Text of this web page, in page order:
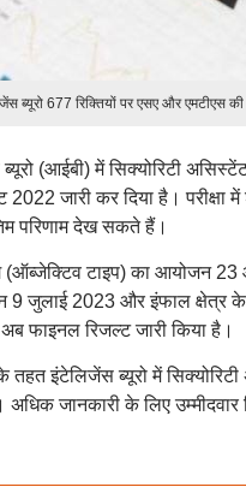
ब्यूरो 677 रिक्तियों पर एसए और एमटीएस
(आईबी) में सिक्योरिटी
जारी कर दिया है। परीक्षा
परिणाम देख सकते हैं।
(ऑब्जेक्टिव टाइप) का आयोजन
9 जुलाई 2023 और इंफाल क्षेत्र
फाइनल रिजल्ट जारी किया है।
के तहत इंटेलिजेंस ब्यूरो में
अधिक जानकारी के लिए